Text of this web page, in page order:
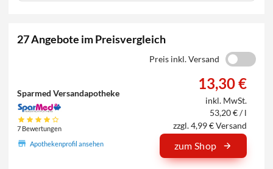
27 Angebote im Preisvergleich
Preis inkl. Versand
Sparmed Versandapotheke
7 Bewertungen
Apothekenprofil ansehen
13,30 €
inkl. MwSt.
53,20 € / l
zzgl. 4,99 € Versand
zum Shop